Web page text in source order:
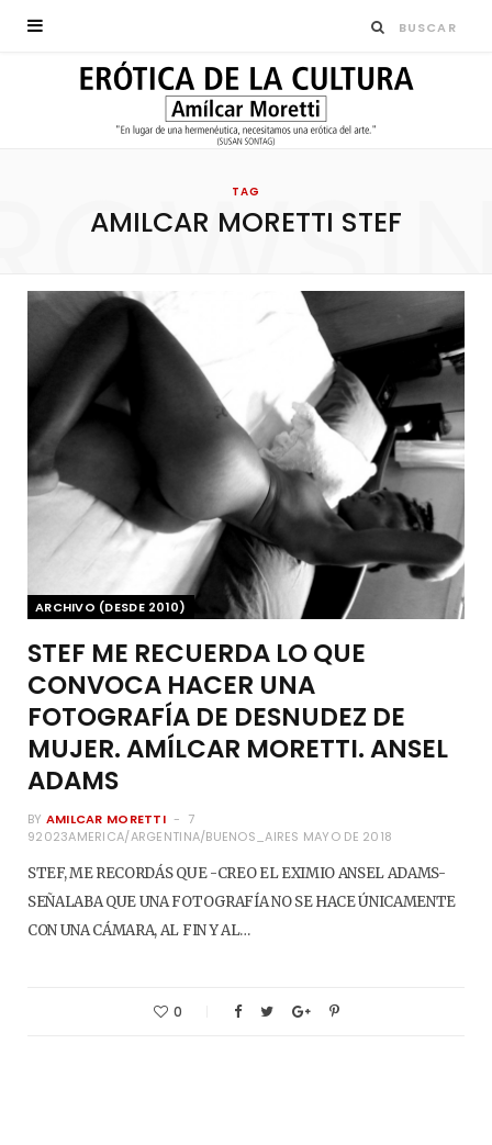
TAG
AMILCAR MORETTI STEF
ARCHIVO (DESDE 2010)
STEF ME RECUERDA LO QUE
CONVOCA HACER UNA
FOTOGRAFÍA DE DESNUDEZ DE
MUJER. AMÍLCAR MORETTI. ANSEL
ADAMS
BY AMILCAR MORETTI
7
92023AMERICA/ARGENTINA/BUENOS_AIRES MAYO DE 2018
STEF, ME RECORDÁS QUE -CREO EL EXIMIO ANSEL ADAMS-
SEÑALABA QUE UNA FOTOGRAFÍA NO SE HACE ÚNICAMENTE
CON UNA CÁMARA, AL FIN Y AL…
0